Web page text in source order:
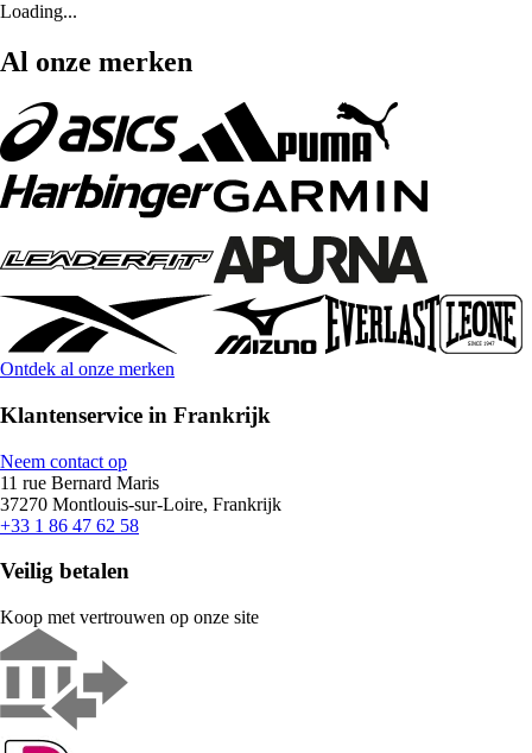
Loading...
Al onze merken
Ontdek al onze merken
Klantenservice in Frankrijk
Neem contact op
11 rue Bernard Maris
37270 Montlouis-sur-Loire, Frankrijk
+33 1 86 47 62 58
Veilig betalen
Koop met vertrouwen op onze site